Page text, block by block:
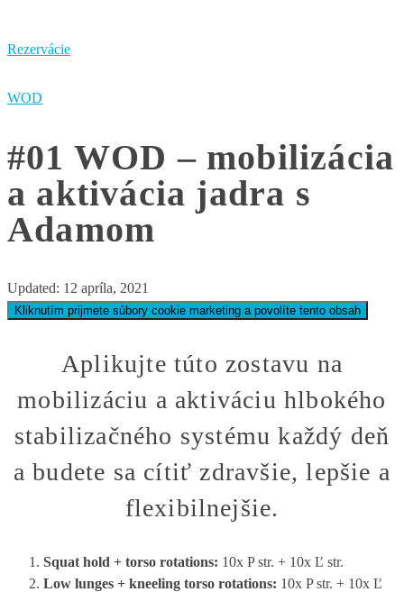
Rezervácie
WOD
#01 WOD – mobilizácia
a aktivácia jadra s
Adamom
Updated: 12 apríla, 2021
Kliknutím prijmete súbory cookie marketing a povolíte tento obsah
Aplikujte túto zostavu na
mobilizáciu a aktiváciu hlbokého
stabilizačného systému každý deň
a budete sa cítiť zdravšie, lepšie a
flexibilnejšie.
Squat hold + torso rotations: 10x P str. + 10x Ľ str.
Low lunges + kneeling torso rotations: 10x P str. + 10x Ľ